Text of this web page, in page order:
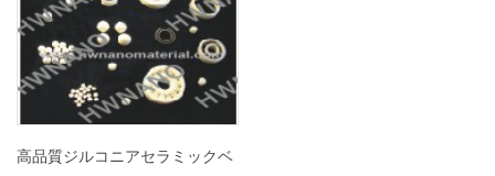
高品質ジルコニアセラミックベ